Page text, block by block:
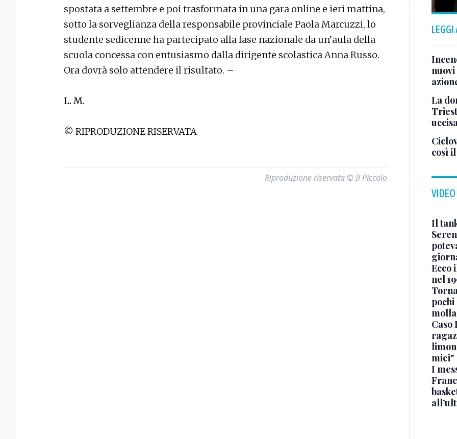
spostata a settembre e poi trasformata in una gara online e ieri mattina,
sotto la sorveglianza della responsabile provinciale Paola Marcuzzi, lo
studente sedicenne ha partecipato alla fase nazionale da un’aula della
scuola concessa con entusiasmo dalla dirigente scolastica Anna Russo.
Ora dovrà solo attendere il risultato. –
L. M.
© RIPRODUZIONE RISERVATA
Riproduzione riservata © Il Piccolo
LEGGI
La
così
VIDEO
Il
Ecco
nel
molla
Caso
miei"
I